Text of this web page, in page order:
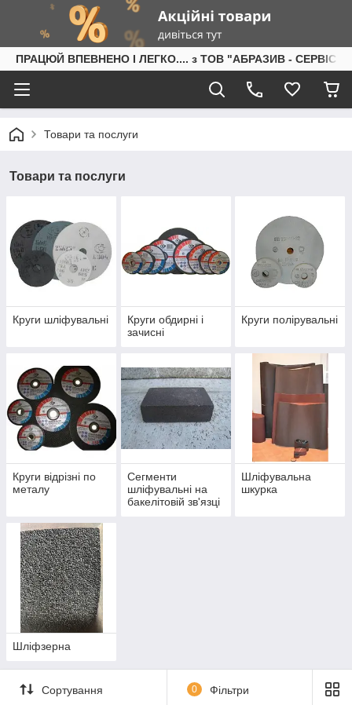
ПРАЦЮЙ ВПЕВНЕНО І ЛЕГКО.... з ТОВ "АБРАЗИВ - СЕРВІС"
Товари та послуги
Товари та послуги
Круги шліфувальні
Круги обдирні і
зачисні
Круги полірувальні
Круги відрізні по
металу
Сегменти
шліфувальні на
бакелітовій зв'язці
Шліфувальна
шкурка
Шліфзерна
Сортування 0 Фільтри